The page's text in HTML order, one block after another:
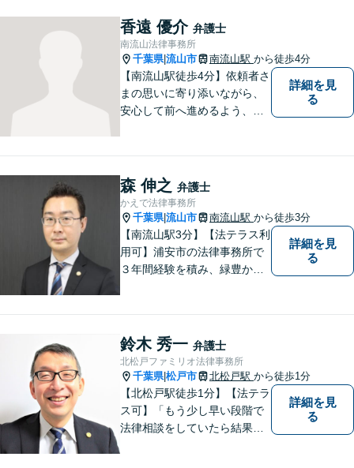
香遠 優介 弁護士
南流山法律事務所
千葉県|流山市 南流山駅 から徒歩4分
【南流山駅徒歩4分】依頼者さ
まの思いに寄り添いながら、
安心して前へ進めるよう、全
きる弁護士」を目指していま
す。【地元密着型の事務所】
【近隣駐車場あり】
詳細を見
る
森 伸之 弁護士
かえで法律事務所
千葉県|流山市 南流山駅 から徒歩3分
【南流山駅3分】【法テラス利
用可】浦安市の法律事務所で
３年間経験を積み、緑豊かな
一人一人に寄り添い、信頼関
係を築きながら最善の解決策
をご提供いたします。
詳細を見
る
鈴木 秀一 弁護士
北松戸ファミリオ法律事務所
千葉県|松戸市 北松戸駅 から徒歩1分
【北松戸駅徒歩1分】【法テラ
ス可】「もう少し早い段階で
法律相談をしていたら結果が
詳細を見
る